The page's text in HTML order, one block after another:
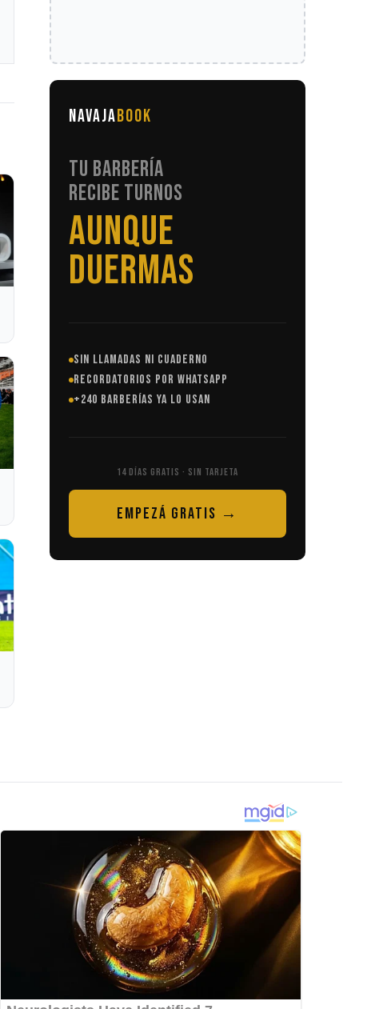
NAVAJABOOK
TU BARBERÍA
RECIBE TURNOS
SIN LLAMADAS
SIN LLAMADAS NI CUADERNO
RECORDATORIOS POR WHATSAPP
+240 BARBERÍAS YA LO USAN
14 DÍAS GRATIS · SIN TARJETA
EMPEZÁ GRATIS →